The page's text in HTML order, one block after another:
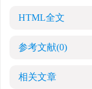
HTML全文
参考文献(0)
相关文章